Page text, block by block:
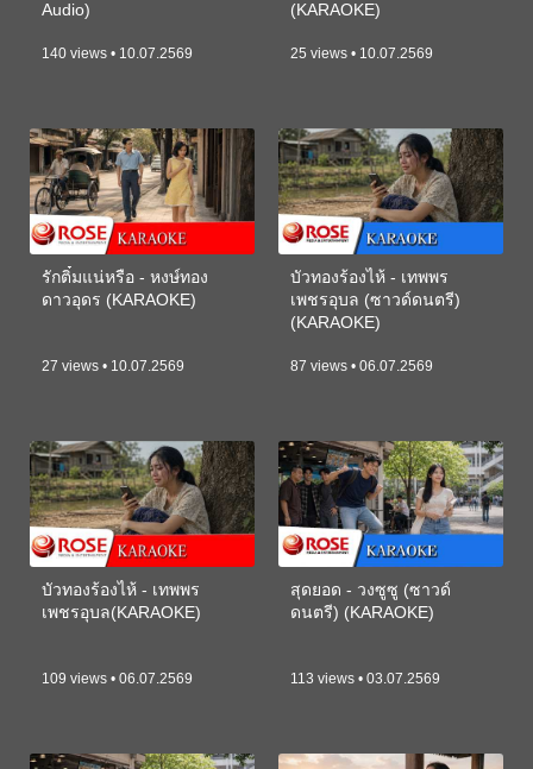
Audio)
140 views • 10.07.2569
(KARAOKE)
25 views • 10.07.2569
รักติ๋มแน่หรือ - หงษ์ทอง
ดาวอุดร (KARAOKE)
27 views • 10.07.2569
บัวทองร้องไห้ - เทพพร
เพชรอุบล (ซาวด์ดนตรี)
(KARAOKE)
87 views • 06.07.2569
บัวทองร้องไห้ - เทพพร
เพชรอุบล(KARAOKE)
109 views • 06.07.2569
สุดยอด - วงซูซู (ซาวด์
ดนตรี) (KARAOKE)
113 views • 03.07.2569